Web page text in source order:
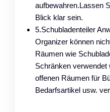
aufbewahren.Lassen
Blick klar sein.
5.Schubladenteiler
Organizer können
Räumen wie
Schränken verwendet
offenen Räumen für
Bedarfsartikel usw.